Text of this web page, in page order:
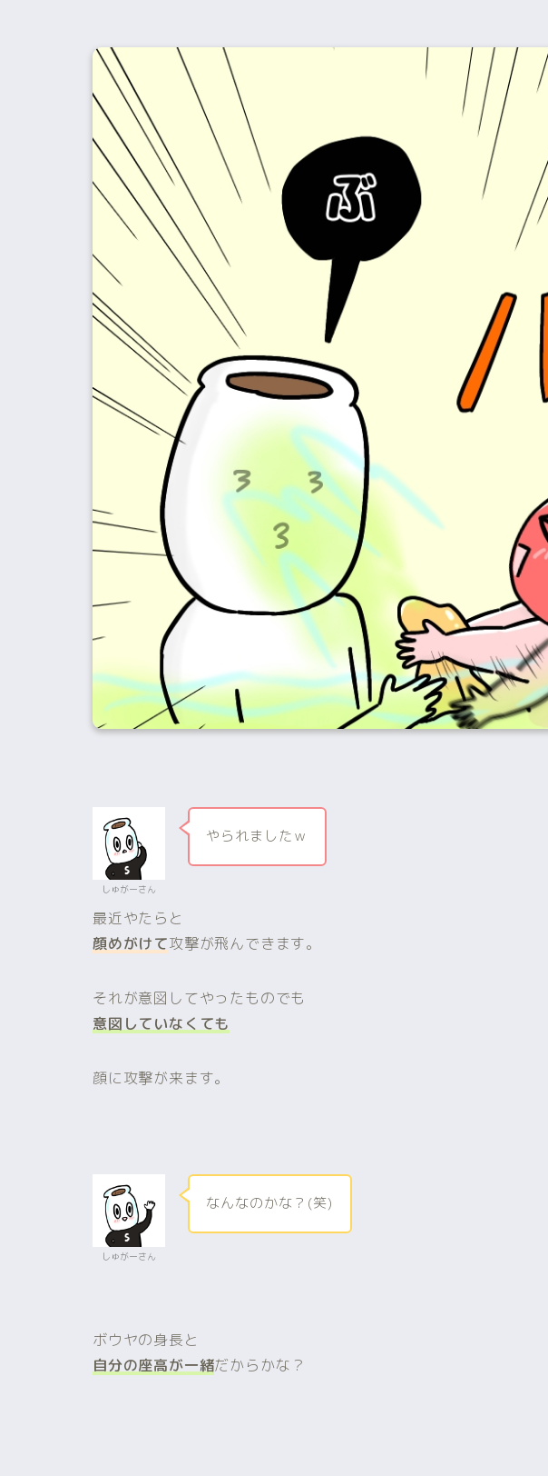
しゅがーさん
やられましたｗ
最近やたらと
顔めがけて攻撃が飛んできます。
それが意図してやったものでも
意図していなくても
顔に攻撃が来ます。
しゅがーさん
なんなのかな？(笑)
ボウヤの身長と
自分の座高が一緒だからかな？